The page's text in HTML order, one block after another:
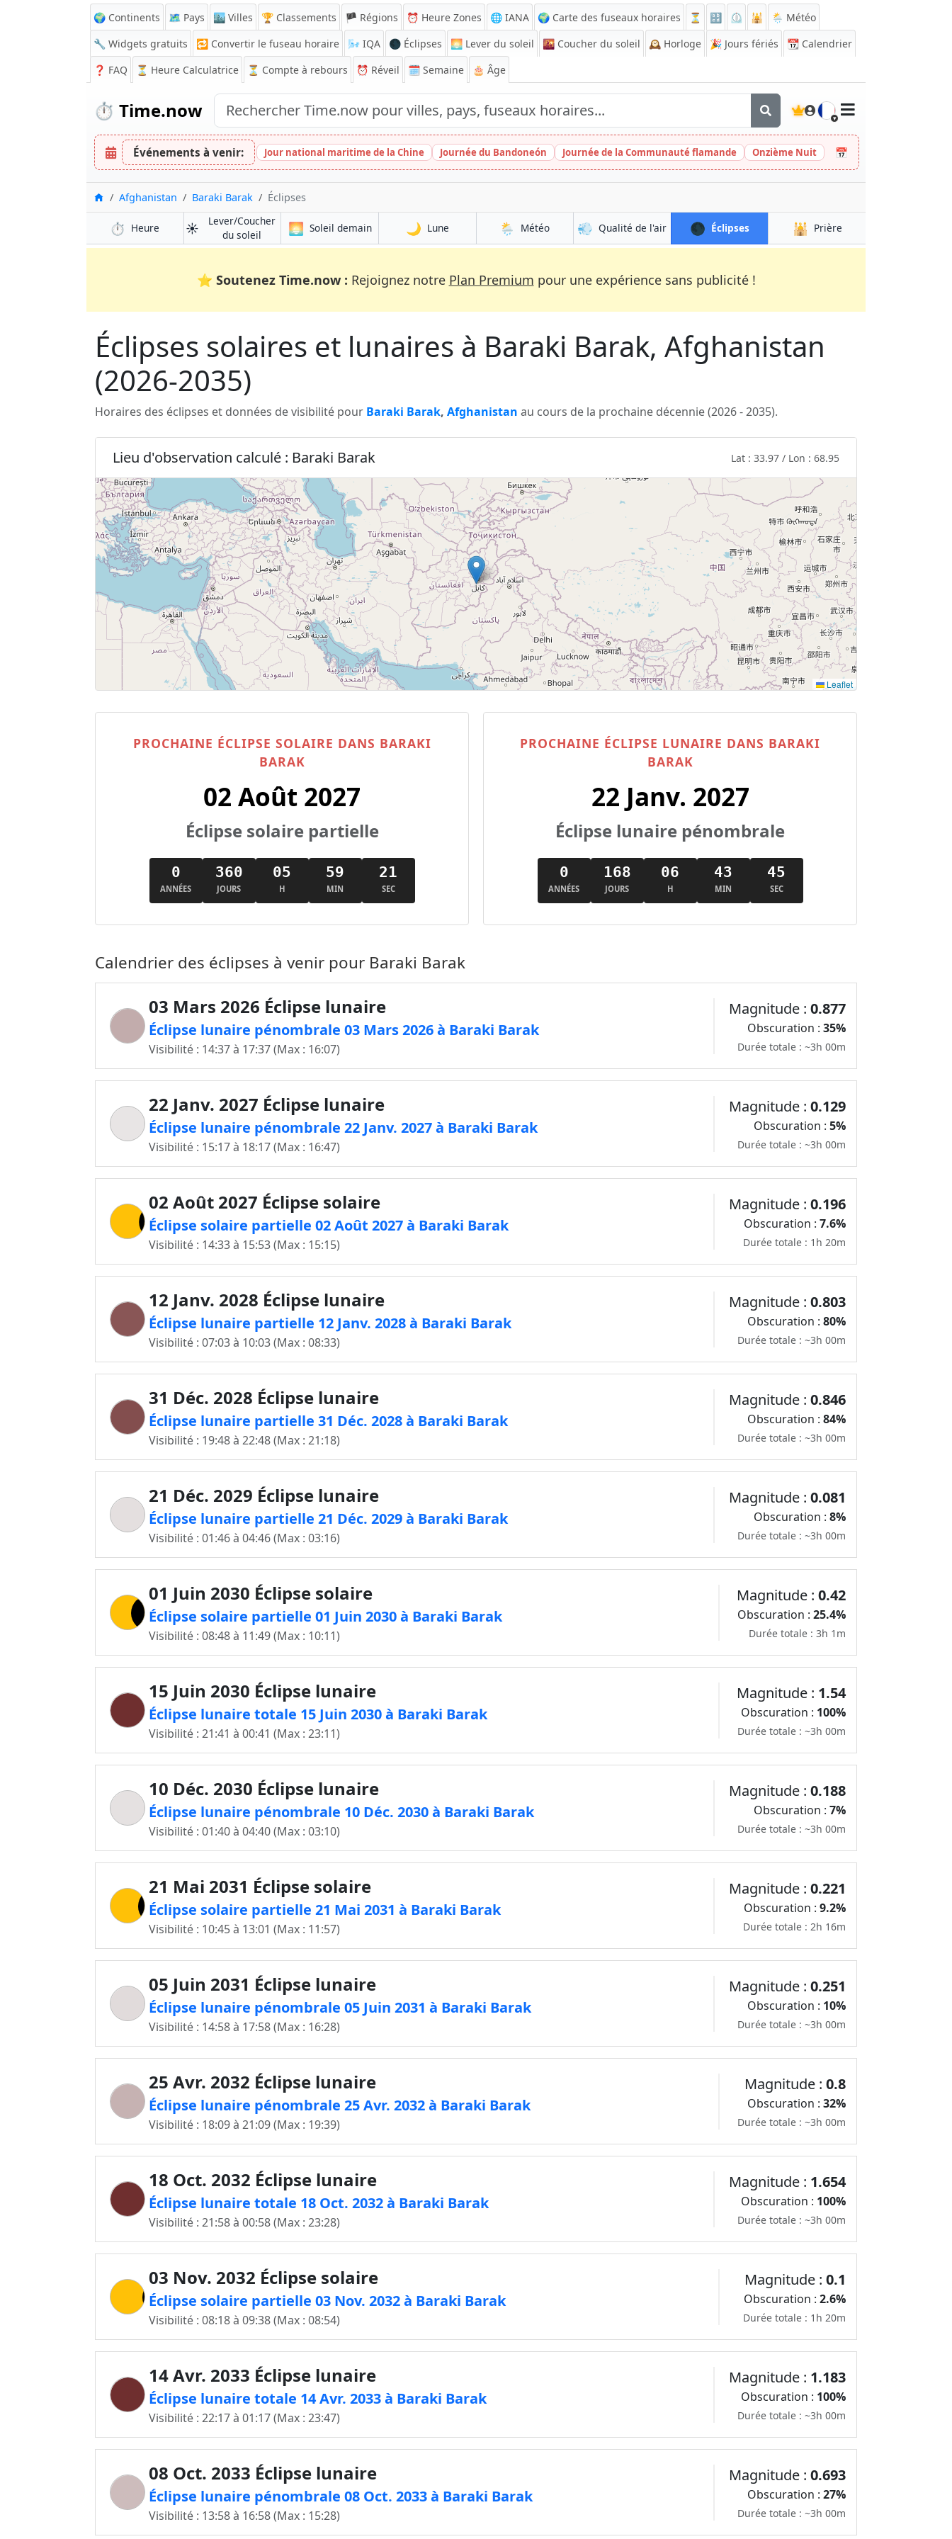
🌍 Continents 🗺️ Pays 🏙️ Villes 🏆 Classements 🏴 Régions ⏰ Heure Zones 🌐 IANA 🌍 Carte des fuseaux horaires ⏳ 🔡 ⏲️ 🕌
🌦️ Météo
🔧 Widgets gratuits
🔁 Convertir le fuseau horaire 🌬️ IQA 🌑 Éclipses 🌅 Lever du soleil 🌇 Coucher du soleil 🕰️ Horloge 🎉 Jours fériés 📆 Calendrier
❓ FAQ ⏳ Heure Calculatrice ⏳ Compte à rebours ⏰ Réveil 🗓️ Semaine 🎂 Âge
⏱️ Time.now 🇫🇷
Événements à venir: Jour national maritime de la Chine Journée du Bandoneón Journée de la Communauté flamande Onzième Nuit 📅
Accueil
Afghanistan Baraki Barak Éclipses
⏱️ Heure ☀️
Lever/Coucher
du soleil
🌅 Soleil demain 🌙 Lune 🌦️ Météo 💨 Qualité de l'air 🌑 Éclipses 🕌 Prière
⭐ Soutenez Time.now : Rejoignez notre Plan Premium pour une expérience sans publicité !
Éclipses solaires et lunaires à Baraki Barak, Afghanistan
(2026-2035)
Horaires des éclipses et données de visibilité pour Baraki Barak, Afghanistan au cours de la prochaine décennie (2026 - 2035).
Lieu d'observation calculé : Baraki Barak Lat : 33.97 / Lon : 68.95
Leaflet
PROCHAINE ÉCLIPSE SOLAIRE DANS BARAKI
BARAK
02 Août 2027
Éclipse solaire partielle
0
ANNÉES
360
JOURS
05
H
59
MIN
20
SEC
PROCHAINE ÉCLIPSE LUNAIRE DANS BARAKI
BARAK
22 Janv. 2027
Éclipse lunaire pénombrale
0
ANNÉES
168
JOURS
06
H
43
MIN
44
SEC
Calendrier des éclipses à venir pour Baraki Barak
03 Mars 2026 Éclipse lunaire
Éclipse lunaire pénombrale 03 Mars 2026 à Baraki Barak
Visibilité : 14:37 à 17:37 (Max : 16:07)
Magnitude : 0.877
Obscuration : 35%
Durée totale : ~3h 00m
22 Janv. 2027 Éclipse lunaire
Éclipse lunaire pénombrale 22 Janv. 2027 à Baraki Barak
Visibilité : 15:17 à 18:17 (Max : 16:47)
Magnitude : 0.129
Obscuration : 5%
Durée totale : ~3h 00m
02 Août 2027 Éclipse solaire
Éclipse solaire partielle 02 Août 2027 à Baraki Barak
Visibilité : 14:33 à 15:53 (Max : 15:15)
Magnitude : 0.196
Obscuration : 7.6%
Durée totale : 1h 20m
12 Janv. 2028 Éclipse lunaire
Éclipse lunaire partielle 12 Janv. 2028 à Baraki Barak
Visibilité : 07:03 à 10:03 (Max : 08:33)
Magnitude : 0.803
Obscuration : 80%
Durée totale : ~3h 00m
31 Déc. 2028 Éclipse lunaire
Éclipse lunaire partielle 31 Déc. 2028 à Baraki Barak
Visibilité : 19:48 à 22:48 (Max : 21:18)
Magnitude : 0.846
Obscuration : 84%
Durée totale : ~3h 00m
21 Déc. 2029 Éclipse lunaire
Éclipse lunaire partielle 21 Déc. 2029 à Baraki Barak
Visibilité : 01:46 à 04:46 (Max : 03:16)
Magnitude : 0.081
Obscuration : 8%
Durée totale : ~3h 00m
01 Juin 2030 Éclipse solaire
Éclipse solaire partielle 01 Juin 2030 à Baraki Barak
Visibilité : 08:48 à 11:49 (Max : 10:11)
Magnitude : 0.42
Obscuration : 25.4%
Durée totale : 3h 1m
15 Juin 2030 Éclipse lunaire
Éclipse lunaire totale 15 Juin 2030 à Baraki Barak
Visibilité : 21:41 à 00:41 (Max : 23:11)
Magnitude : 1.54
Obscuration : 100%
Durée totale : ~3h 00m
10 Déc. 2030 Éclipse lunaire
Éclipse lunaire pénombrale 10 Déc. 2030 à Baraki Barak
Visibilité : 01:40 à 04:40 (Max : 03:10)
Magnitude : 0.188
Obscuration : 7%
Durée totale : ~3h 00m
21 Mai 2031 Éclipse solaire
Éclipse solaire partielle 21 Mai 2031 à Baraki Barak
Visibilité : 10:45 à 13:01 (Max : 11:57)
Magnitude : 0.221
Obscuration : 9.2%
Durée totale : 2h 16m
05 Juin 2031 Éclipse lunaire
Éclipse lunaire pénombrale 05 Juin 2031 à Baraki Barak
Visibilité : 14:58 à 17:58 (Max : 16:28)
Magnitude : 0.251
Obscuration : 10%
Durée totale : ~3h 00m
25 Avr. 2032 Éclipse lunaire
Éclipse lunaire pénombrale 25 Avr. 2032 à Baraki Barak
Visibilité : 18:09 à 21:09 (Max : 19:39)
Magnitude : 0.8
Obscuration : 32%
Durée totale : ~3h 00m
18 Oct. 2032 Éclipse lunaire
Éclipse lunaire totale 18 Oct. 2032 à Baraki Barak
Visibilité : 21:58 à 00:58 (Max : 23:28)
Magnitude : 1.654
Obscuration : 100%
Durée totale : ~3h 00m
03 Nov. 2032 Éclipse solaire
Éclipse solaire partielle 03 Nov. 2032 à Baraki Barak
Visibilité : 08:18 à 09:38 (Max : 08:54)
Magnitude : 0.1
Obscuration : 2.6%
Durée totale : 1h 20m
14 Avr. 2033 Éclipse lunaire
Éclipse lunaire totale 14 Avr. 2033 à Baraki Barak
Visibilité : 22:17 à 01:17 (Max : 23:47)
Magnitude : 1.183
Obscuration : 100%
Durée totale : ~3h 00m
08 Oct. 2033 Éclipse lunaire
Éclipse lunaire pénombrale 08 Oct. 2033 à Baraki Barak
Visibilité : 13:58 à 16:58 (Max : 15:28)
Magnitude : 0.693
Obscuration : 27%
Durée totale : ~3h 00m